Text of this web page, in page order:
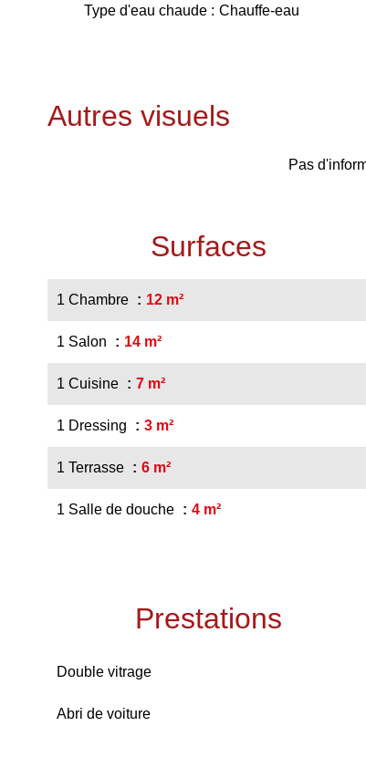
Type d'eau chaude Chauffe-eau
Autres visuels
Pas
Surfaces
1 Chambre 12 m²
1 Salon 14 m²
1 Cuisine 7 m²
1 Dressing 3 m²
1 Terrasse 6 m²
1 Salle de douche 4 m²
Prestations
Double vitrage
Abri de voiture